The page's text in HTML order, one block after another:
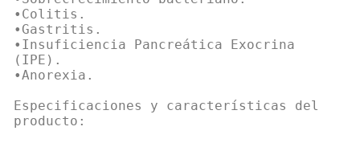
•Colitis.
•Gastritis.
•Insuficiencia Pancreática Exocrina
(IPE).
•Anorexia.
Especificaciones y características del
producto: